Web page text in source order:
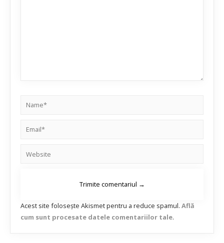
Acest site folosește Akismet pentru a reduce spamul. Află
cum sunt procesate datele comentariilor tale.